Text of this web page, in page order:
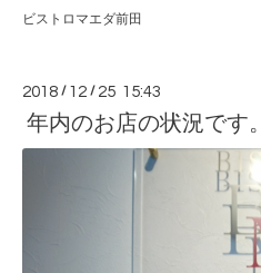
ビストロマエダ前田
2018 / 12 / 25 15:43
年内のお店の状況です。